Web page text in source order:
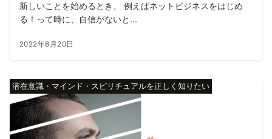
新しいことを始めるとき、 例えばネットビジネスをはじめ
る！って時に、自信がないと...
2022年8月20日
潜在意識・マインド・スピリチュアルを正しく知りたい